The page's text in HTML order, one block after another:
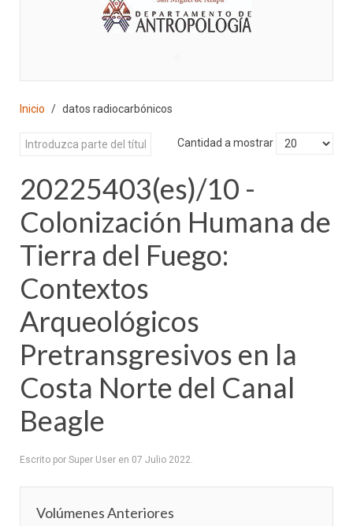
Inicio datos radiocarbónicos
Cantidad a mostrar
20225403(es)/10 -
Colonización Humana de
Tierra del Fuego:
Contextos
Arqueológicos
Pretransgresivos en la
Costa Norte del Canal
Beagle
Escrito por Super User en 07 Julio 2022.
Volúmenes Anteriores